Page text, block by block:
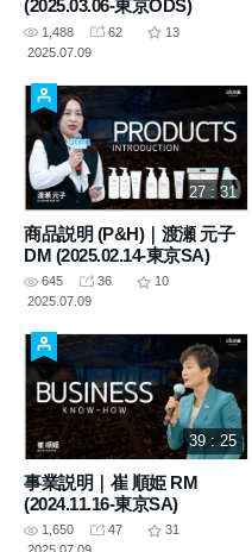
(2025.03.06-東京ODS)
1,488 62
13
2025.07.09
27 : 31
商品説明 (P&H)｜渡瀬 元子
DM (2025.02.14-東京SA)
645 36
10
2025.07.09
39 : 25
事業説明｜崔 順姫 RM
(2024.11.16-東京SA)
1,650 47
31